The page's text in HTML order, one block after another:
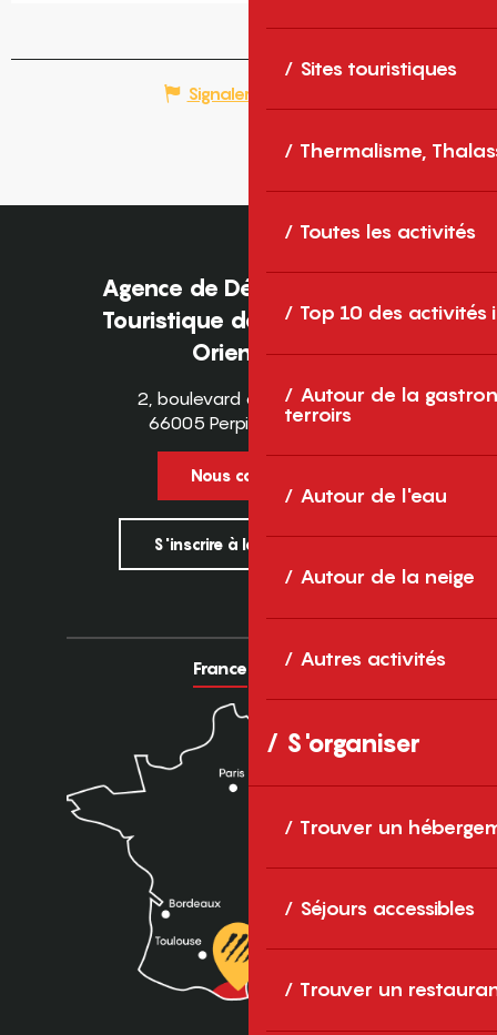
Sites touristiques
Thermalisme,
Toutes les activités
Top 10 des activités
Autour de la
terroirs
Autour de l'eau
Autour de la neige
Autres activités
S'organiser
Trouver un
Séjours accessibles
Trouver un
Signaler une erreur
Agence de Développement
Touristique des Pyrénées-
Orientales
2, boulevard des Pyrénées
66005 Perpignan Cedex
Nous contacter
S'inscrire à la newsletter
France Europe